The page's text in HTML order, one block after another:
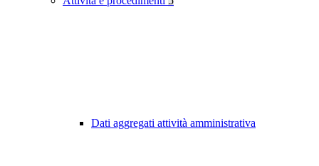
Dati aggregati attività amministrativa